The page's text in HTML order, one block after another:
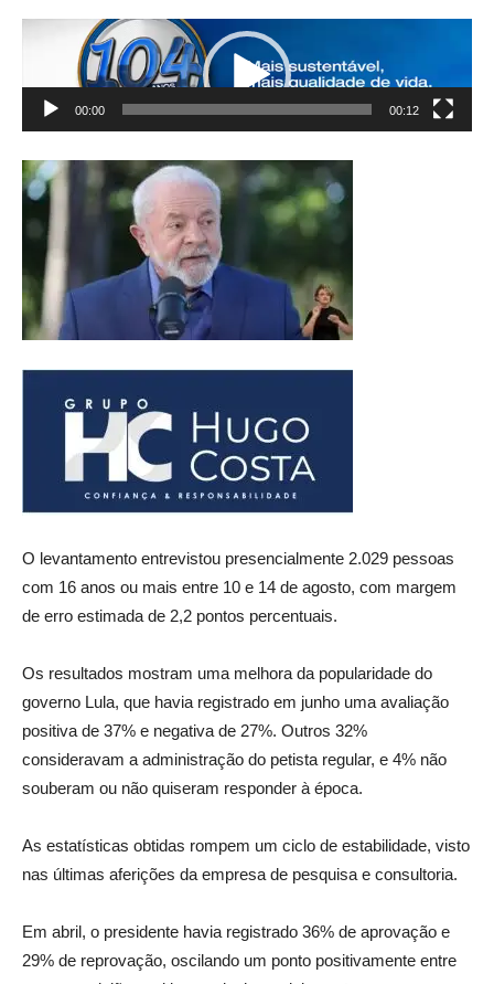
vídeo
00:00 00:12
O levantamento entrevistou presencialmente 2.029 pessoas
com 16 anos ou mais entre 10 e 14 de agosto, com margem
de erro estimada de 2,2 pontos percentuais.
Os resultados mostram uma melhora da popularidade do
governo Lula, que havia registrado em junho uma avaliação
positiva de 37% e negativa de 27%. Outros 32%
consideravam a administração do petista regular, e 4% não
souberam ou não quiseram responder à época.
As estatísticas obtidas rompem um ciclo de estabilidade, visto
nas últimas aferições da empresa de pesquisa e consultoria.
Em abril, o presidente havia registrado 36% de aprovação e
29% de reprovação, oscilando um ponto positivamente entre